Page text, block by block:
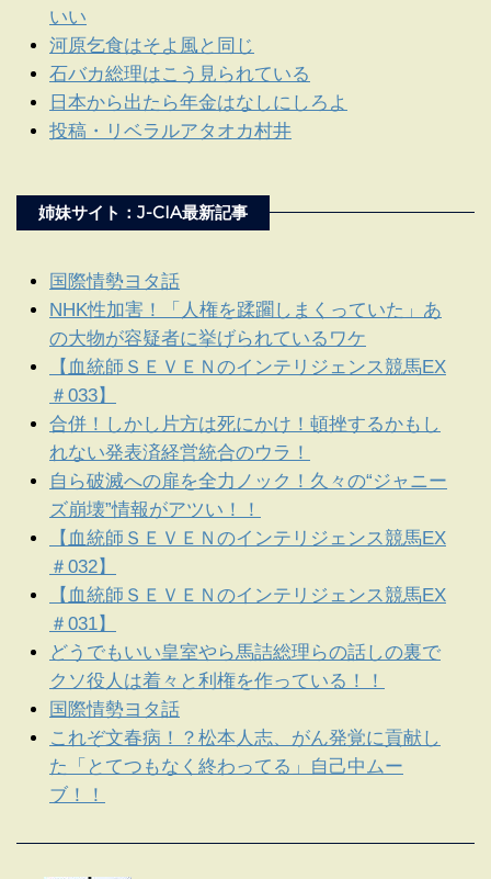
いい
河原乞食はそよ風と同じ
石バカ総理はこう見られている
日本から出たら年金はなしにしろよ
投稿・リベラルアタオカ村井
姉妹サイト：J-CIA最新記事
国際情勢ヨタ話
NHK性加害！「人権を蹂躙しまくっていた」あ
の大物が容疑者に挙げられているワケ
【血統師ＳＥＶＥＮのインテリジェンス競馬EX
＃033】
合併！しかし片方は死にかけ！頓挫するかもし
れない発表済経営統合のウラ！
自ら破滅への扉を全力ノック！久々の“ジャニー
ズ崩壊”情報がアツい！！
【血統師ＳＥＶＥＮのインテリジェンス競馬EX
＃032】
【血統師ＳＥＶＥＮのインテリジェンス競馬EX
＃031】
どうでもいい皇室やら馬詰総理らの話しの裏で
クソ役人は着々と利権を作っている！！
国際情勢ヨタ話
これぞ文春病！？松本人志、がん発覚に貢献し
た「とてつもなく終わってる」自己中ムー
ブ！！